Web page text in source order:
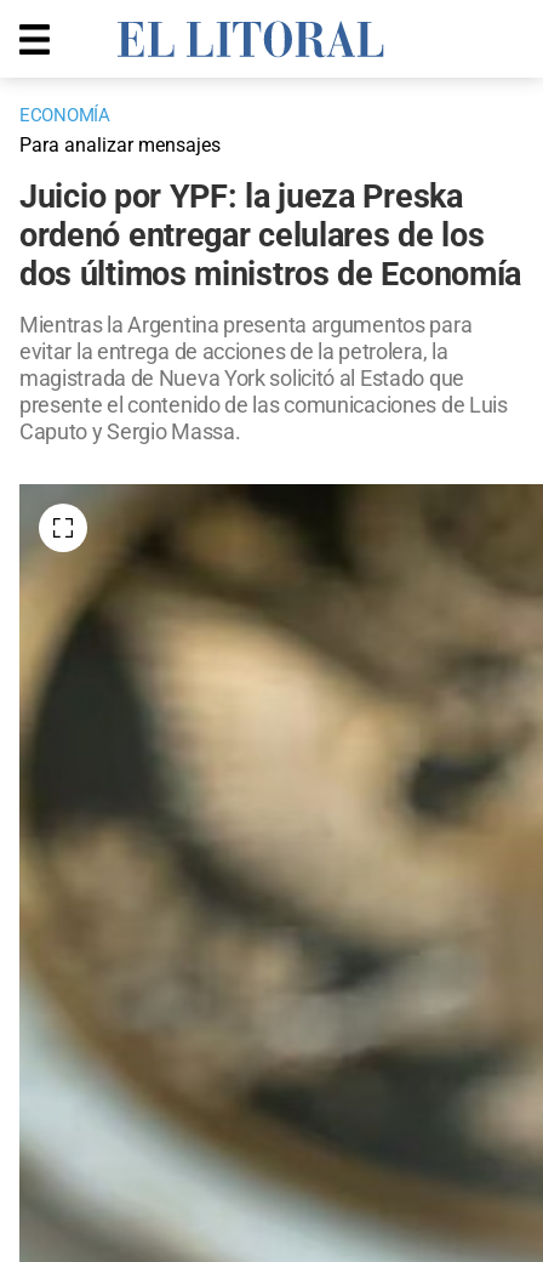
ECONOMÍA
Para analizar mensajes
Juicio por YPF: la jueza Preska
ordenó entregar celulares de los
dos últimos ministros de Economía
Mientras la Argentina presenta argumentos para
evitar la entrega de acciones de la petrolera, la
magistrada de Nueva York solicitó al Estado que
presente el contenido de las comunicaciones de Luis
Caputo y Sergio Massa.